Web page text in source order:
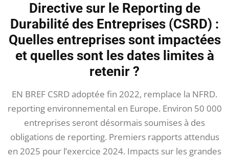
Directive sur le Reporting de
Durabilité des Entreprises (CSRD) :
Quelles entreprises sont impactées
et quelles sont les dates limites à
retenir ?
EN BREF CSRD adoptée fin 2022, remplace la NFRD.
reporting environnemental en Europe. Environ 50 000
entreprises seront désormais soumises à des
obligations de reporting. Premiers rapports attendus
en 2025 pour l’exercice 2024. Impacts sur les grandes